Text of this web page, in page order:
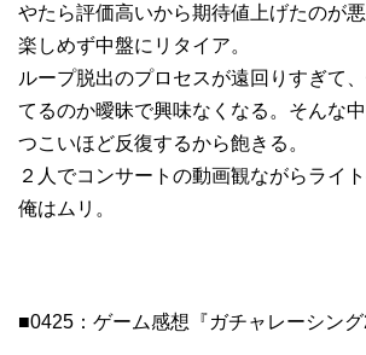
やたら評価高いから期待値上げたのが
楽しめず中盤にリタイア。
ループ脱出のプロセスが遠回りすぎて
てるのか曖昧で興味なくなる。そんな
つこいほど反復するから飽きる。
２人でコンサートの動画観ながらライ
俺はムリ。
■0425：ゲーム感想『ガチャレーシング